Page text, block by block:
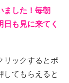
ました！毎朝
も見に来てく
リックするとポ
してもらえると